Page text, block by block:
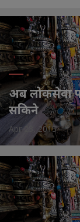
अब लोकसेवा
सकिने
Apr 23, 2015